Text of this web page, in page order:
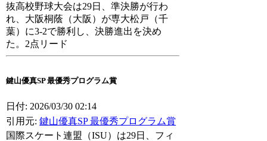
抜高校野球大会は29日、準決勝が行わ
れ、大阪桐蔭（大阪）が専大松戸（千
葉）に3-2で勝利し、決勝進出を決め
た。2点リード
鍵山優真SP 最優秀プログラム賞
日付: 2026/03/30 02:14
引用元:鍵山優真SP 最優秀プログラム賞
国際スケート連盟（ISU）は29日、フィ